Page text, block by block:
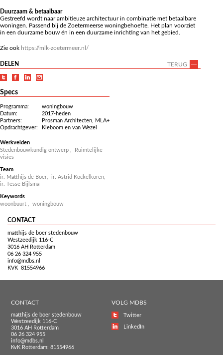
Duurzaam & betaalbaar
Gestreefd wordt naar ambitieuze architectuur in combinatie met betaalbare
woningen. Passend bij de Zoetermeerse woningbehoefte. Het plan voorziet
in een duurzame bouw én in een duurzame inrichting van het gebied.
Zie ook https://mlk-zoetermeer.nl/
TERUG
DELEN
Specs
Programma:
woningbouw
Datum:
2017-heden
Partners:
Prosman Architecten, MLA+
Opdrachtgever:
Kieboom en van Wezel
Werkvelden
Stedenbouwkundig ontwerp
Ruimtelijke
visies
Team
ir. Matthijs de Boer, ir. Astrid Kockelkoren,
ir. Tesse Bijlsma
Keywords
woonbuurt
woningbouw
CONTACT
matthijs de boer stedenbouw
Westzeedijk 116-C
3016 AH Rotterdam
06 26 324 955
info@mdbs.nl
KVK 81554966
CONTACT
matthijs de boer stedenbouw
Westzeedijk 116-C
3016 AH Rotterdam
06 26 324 955
info@mdbs.nl
KvK Rotterdam: 81554966
VOLG MDBS
Twitter
LinkedIn